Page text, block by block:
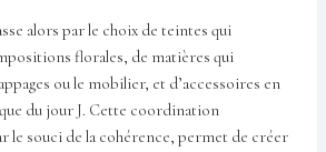
alors par le choix de teintes qui
florales, de matières qui
ou le mobilier, et d’accessoires en
du jour J. Cette coordination
le souci de la cohérence, permet de créer